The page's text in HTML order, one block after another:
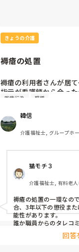
きょうの介護
褥瘡の処置
褥瘡の利用者さんが居
指示が看護師から合っ
医療行為 職種
韓信
介護福祉士, グループホ
猫モチ３
介護福祉士, 有料老
褥瘡の処置の一環なの
合、3年以下の懲役ま
能性があります。
誰か職員からのタレコ
れたから』は通用しま
回答